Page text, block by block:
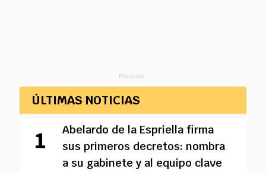
Publicidad
ÚLTIMAS NOTICIAS
Abelardo de la Espriella firma
sus primeros decretos: nombra
a su gabinete y al equipo clave